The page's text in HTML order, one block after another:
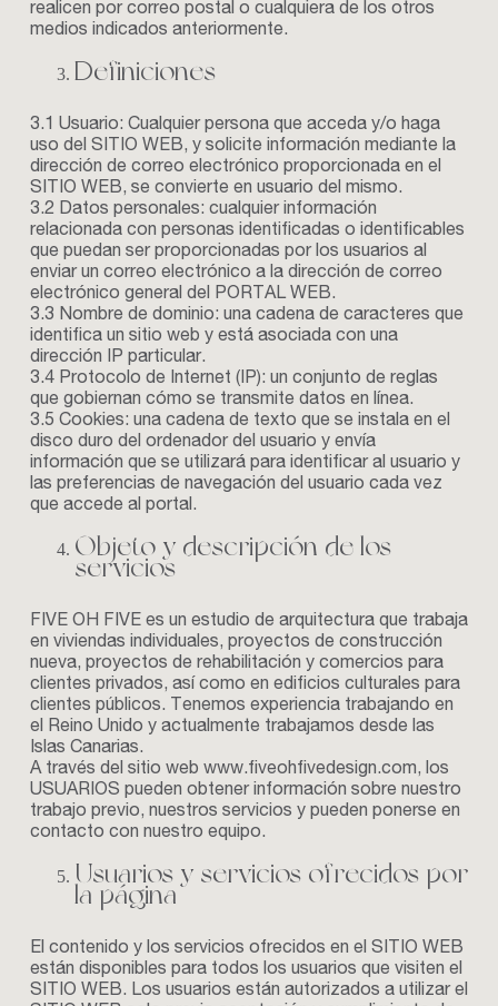
realicen por correo postal o cualquiera de los otros
medios indicados anteriormente.
Definiciones
3.1 Usuario: Cualquier persona que acceda y/o haga
uso del SITIO WEB, y solicite información mediante la
dirección de correo electrónico proporcionada en el
SITIO WEB, se convierte en usuario del mismo.
3.2 Datos personales: cualquier información
relacionada con personas identificadas o identificables
que puedan ser proporcionadas por los usuarios al
enviar un correo electrónico a la dirección de correo
electrónico general del PORTAL WEB.
3.3 Nombre de dominio: una cadena de caracteres que
identifica un sitio web y está asociada con una
dirección IP particular.
3.4 Protocolo de Internet (IP): un conjunto de reglas
que gobiernan cómo se transmite datos en línea.
3.5 Cookies: una cadena de texto que se instala en el
disco duro del ordenador del usuario y envía
información que se utilizará para identificar al usuario y
las preferencias de navegación del usuario cada vez
que accede al portal.
Objeto y descripción de los
servicios
FIVE OH FIVE es un estudio de arquitectura que trabaja
en viviendas individuales, proyectos de construcción
nueva, proyectos de rehabilitación y comercios para
clientes privados, así como en edificios culturales para
clientes públicos. Tenemos experiencia trabajando en
el Reino Unido y actualmente trabajamos desde las
Islas Canarias.
A través del sitio web www.fiveohfivedesign.com, los
USUARIOS pueden obtener información sobre nuestro
trabajo previo, nuestros servicios y pueden ponerse en
contacto con nuestro equipo.
Usuarios y servicios ofrecidos por
la página
El contenido y los servicios ofrecidos en el SITIO WEB
están disponibles para todos los usuarios que visiten el
SITIO WEB. Los usuarios están autorizados a utilizar el